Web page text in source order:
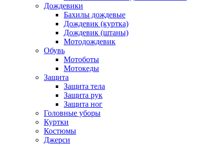
Дождевики
Бахилы дождевые
Дождевик (куртка)
Дождевик (штаны)
Мотодождевик
Обувь
Мотоботы
Мотокеды
Защита
Защита тела
Защита рук
Защита ног
Головные уборы
Куртки
Костюмы
Джерси